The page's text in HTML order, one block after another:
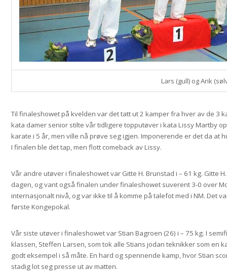
Lars (gull) og Arik
Til finaleshowet på kvelden var det tatt ut 2 kamper fra hver av de 3
kata damer senior stilte vår tidligere topputøver i kata Lissy Martby
karate i 5 år, men ville nå prøve seg igjen. Imponerende er det da at
I finalen ble det tap, men flott comeback av Lissy.
Vår andre utøver i finaleshowet var Gitte H. Brunstad i – 61 kg. Gitte
dagen, og vant også finalen under finaleshowet suverent 3-0 over
internasjonalt nivå, og var ikke til å komme på talefot med i NM. Det
første Kongepokal.
Vår siste utøver i finaleshowet var Stian Bagroen (26) i – 75 kg. I
klassen, Steffen Larsen, som tok alle Stians jodan teknikker som en
godt eksempel i så måte. En hard og spennende kamp, hvor Stian
stadig lot seg presse ut av matten.